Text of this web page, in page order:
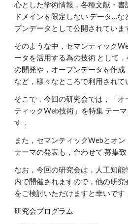
心とした学術情報，各種文献・
ドメインを限定しない データ…
プンデータとして公開されていま
そのような中，セマンティック
ータを活用する為の技術 として
の開発や，オープンデータを作成
など，様々なところで利用されて
そこで，今回の研究会では，「オ
ティックWeb技術」を特集 テー
す．
また，セマンティックWebとオ
テーマの発表も，合わせて 募集致
なお，今回の研究会は，人工知
内で開催されますので，他の研究
をご検討いただけますと幸いです
研究会プログラム